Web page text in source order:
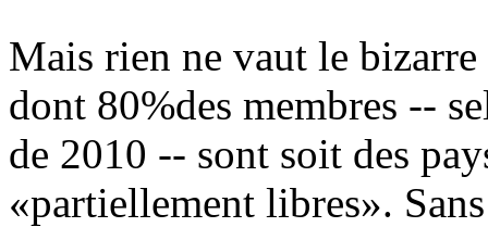
Mais rien ne vaut le
dont 80%des membres --
de 2010 -- sont soit des
«partiellement libres».